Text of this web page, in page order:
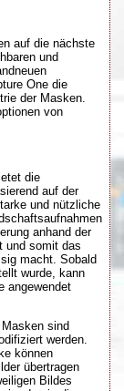
auf die nächste
und
One die
der Masken.
von
die
auf der
und nützliche
anhand der
und somit das
macht. Sobald
wurde, kann
angewendet
sind
werden.
können
übertragen
Bildes